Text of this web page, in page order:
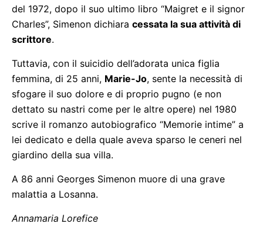
del 1972, dopo il suo ultimo libro “Maigret e il signor
Charles”, Simenon dichiara cessata la sua attività di
scrittore.
Tuttavia, con il suicidio dell’adorata unica figlia
femmina, di 25 anni, Marie-Jo, sente la necessità di
sfogare il suo dolore e di proprio pugno (e non
dettato su nastri come per le altre opere) nel 1980
scrive il romanzo autobiografico “Memorie intime” a
lei dedicato e della quale aveva sparso le ceneri nel
giardino della sua villa.
A 86 anni Georges Simenon muore di una grave
malattia a Losanna.
Annamaria Lorefice